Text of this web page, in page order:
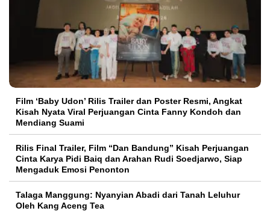
Film ‘Baby Udon’ Rilis Trailer dan Poster Resmi, Angkat
Kisah Nyata Viral Perjuangan Cinta Fanny Kondoh dan
Mendiang Suami
Rilis Final Trailer, Film “Dan Bandung” Kisah Perjuangan
Cinta Karya Pidi Baiq dan Arahan Rudi Soedjarwo, Siap
Mengaduk Emosi Penonton
Talaga Manggung: Nyanyian Abadi dari Tanah Leluhur
Oleh Kang Aceng Tea